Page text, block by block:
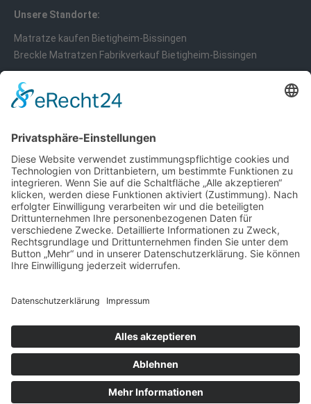
Unsere Standorte:
Matratze kaufen Bietigheim-Bissingen
Breckle Matratzen Fabrikverkauf Bietigheim-Bissingen
© Osterburg Matratzen 2020. Alle Rechte vorbehalten.
Menü Footer